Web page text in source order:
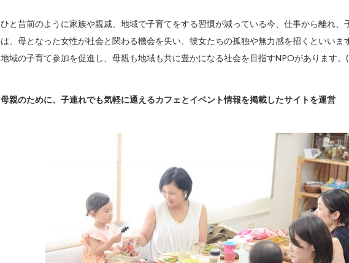
ひと昔前のように家族や親戚、地域で子育てをする習慣が減っている今、仕事から離れ、
は、母となった女性が社会と関わる機会を失い、彼女たちの孤独や無力感を招くといいま
地域の子育て参加を促進し、母親も地域も共に豊かになる社会を目指すNPOがあります。
母親のために、子連れでも気軽に通えるカフェとイベント情報を掲載したサイトを運営